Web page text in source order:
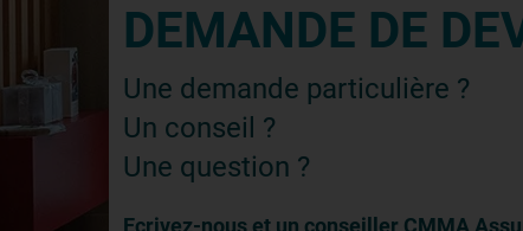
DEMANDE DE
Une demande particulière ?
Un conseil ?
Une question ?
Ecrivez-nous et un conseiller CMMA